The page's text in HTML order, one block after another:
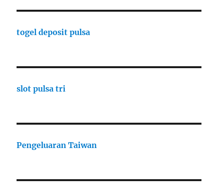
togel deposit pulsa
slot pulsa tri
Pengeluaran Taiwan